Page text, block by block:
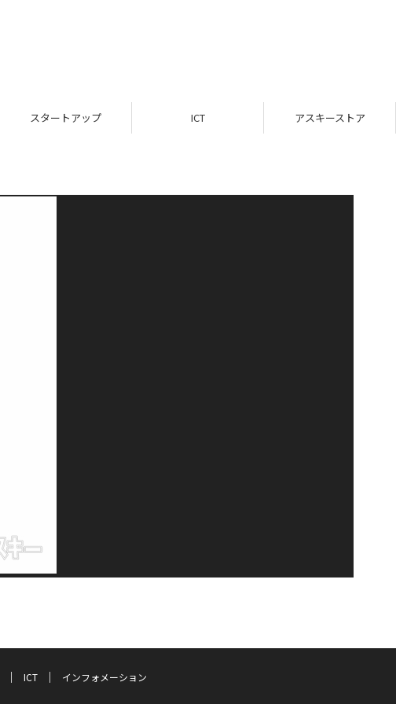
スタートアップ ICT アスキーストア
ICT
インフォメーション